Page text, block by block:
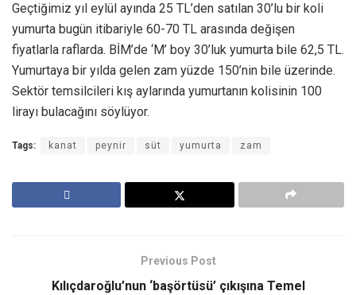
Geçtiğimiz yıl eylül ayında 25 TL’den satılan 30’lu bir koli
yumurta bugün itibariyle 60-70 TL arasında değişen
fiyatlarla raflarda. BİM’de ‘M’ boy 30’luk yumurta bile 62,5 TL.
Yumurtaya bir yılda gelen zam yüzde 150’nin bile üzerinde.
Sektör temsilcileri kış aylarında yumurtanın kolisinin 100
lirayı bulacağını söylüyor.
Tags: kanat peynir süt yumurta zam
Previous Post
Kılıçdaroğlu’nun ‘başörtüsü’ çıkışına Temel